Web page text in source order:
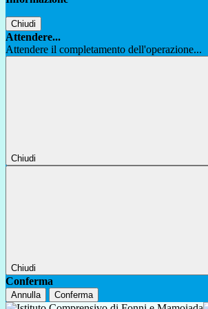
Chiudi
Attendere...
Attendere il completamento dell'operazione...
Chiudi
Chiudi
Conferma
Annulla Conferma